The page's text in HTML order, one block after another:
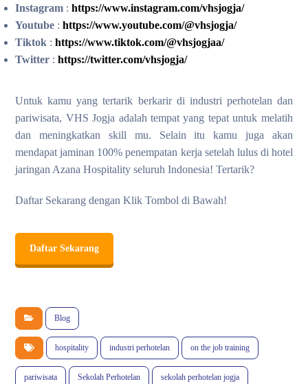
Instagram : https://www.instagram.com/vhsjogja/
Youtube : https://www.youtube.com/@vhsjogja/
Tiktok : https://www.tiktok.com/@vhsjogjaa/
Twitter :https://twitter.com/vhsjogja/
Untuk kamu yang tertarik berkarir di industri perhotelan dan
pariwisata, VHS Jogja adalah tempat yang tepat untuk melatih
dan meningkatkan skill mu. Selain itu kamu juga akan
mendapat jaminan 100% penempatan kerja setelah lulus di hotel
jaringan Azana Hospitality seluruh Indonesia! Tertarik?
Daftar Sekarang dengan Klik Tombol di Bawah!
Daftar Sekarang
Blog
hospitality industri perhotelan on the job training
pariwisata Sekolah Perhotelan sekolah perhotelan jogja